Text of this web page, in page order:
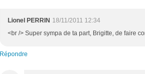
Lionel PERRIN 18/11/2011 12:34
<br /> Super sympa de ta part, Brigitte, de faire
Répondre